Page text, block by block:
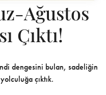
Ağustos
Çıktı!
dengesini bulan, sadeliğin
çıktık.